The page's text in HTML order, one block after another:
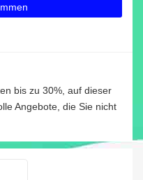
bis zu 30%, auf dieser
Angebote, die Sie nicht